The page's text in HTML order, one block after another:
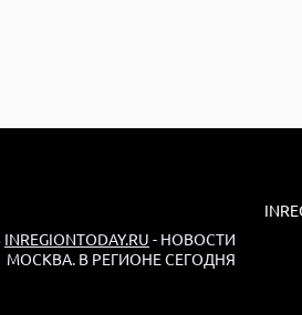
INREGIONTODAY.RU - НОВОСТИ
МОСКВА. В РЕГИОНЕ СЕГОДНЯ